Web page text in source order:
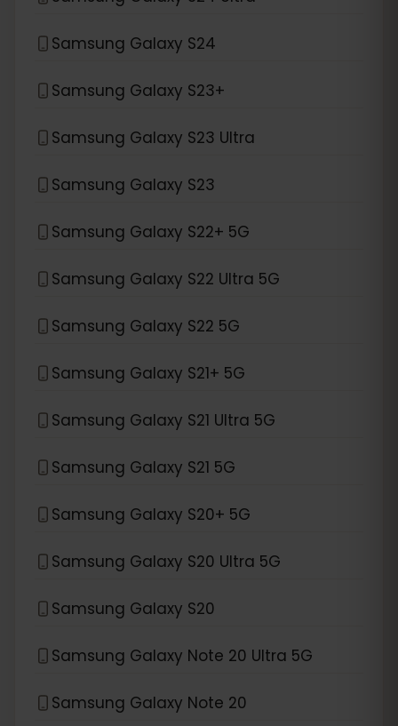
Samsung Galaxy S24
Samsung Galaxy S23+
Samsung Galaxy S23 Ultra
Samsung Galaxy S23
Samsung Galaxy S22+ 5G
Samsung Galaxy S22 Ultra 5G
Samsung Galaxy S22 5G
Samsung Galaxy S21+ 5G
Samsung Galaxy S21 Ultra 5G
Samsung Galaxy S21 5G
Samsung Galaxy S20+ 5G
Samsung Galaxy S20 Ultra 5G
Samsung Galaxy S20
Samsung Galaxy Note 20 Ultra 5G
Samsung Galaxy Note 20